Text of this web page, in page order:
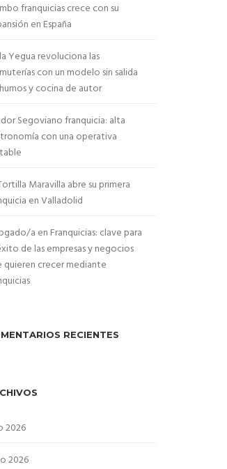
franquicias crece con su
en España
Yegua revoluciona las
con un modelo sin salida
y cocina de autor
Segoviano franquicia: alta
con una operativa
Maravilla abre su primera
en Valladolid
a en Franquicias: clave para
de las empresas y negocios
quieren crecer mediante
RECIENTES
2026
2026